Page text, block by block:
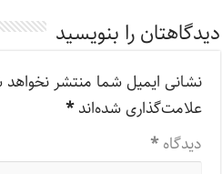
دیدگاهتان را بنویسید
نشانی ایمیل شما منتشر
علامت‌گذاری شده‌اند*
دیدگاه*